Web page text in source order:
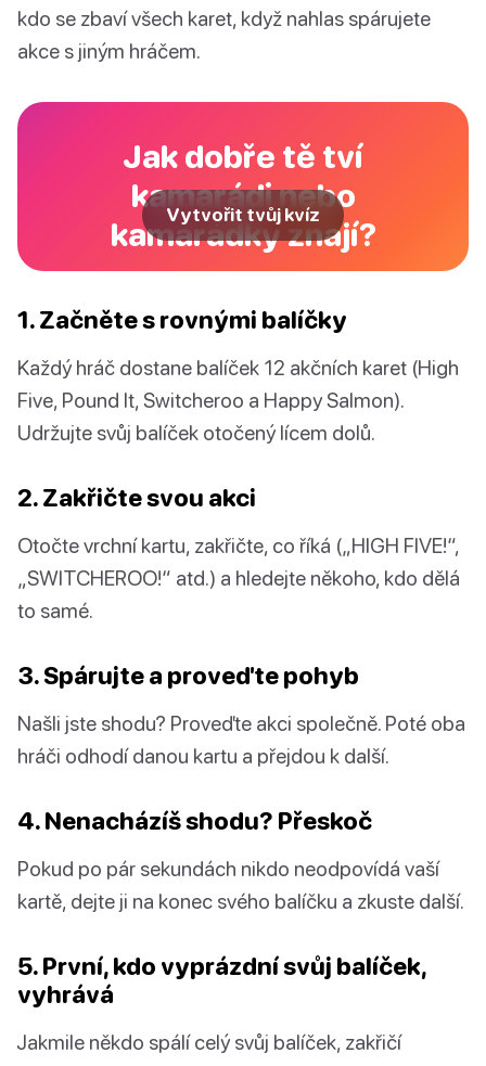
kdo se zbaví všech karet, když nahlas spárujete
akce s jiným hráčem.
Jak dobře tě tví
kamarádi nebo
kamarádky znají?
Vytvořit tvůj kvíz
1. Začněte s rovnými balíčky
Každý hráč dostane balíček 12 akčních karet (High
Five, Pound It, Switcheroo a Happy Salmon).
Udržujte svůj balíček otočený lícem dolů.
2. Zakřičte svou akci
Otočte vrchní kartu, zakřičte, co říká („HIGH FIVE!“,
„SWITCHEROO!“ atd.) a hledejte někoho, kdo dělá
to samé.
3. Spárujte a proveďte pohyb
Našli jste shodu? Proveďte akci společně. Poté oba
hráči odhodí danou kartu a přejdou k další.
4. Nenacházíš shodu? Přeskoč
Pokud po pár sekundách nikdo neodpovídá vaší
kartě, dejte ji na konec svého balíčku a zkuste další.
5. První, kdo vyprázdní svůj balíček,
vyhrává
Jakmile někdo spálí celý svůj balíček, zakřičí